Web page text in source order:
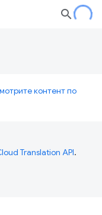
контент по
Translation API.